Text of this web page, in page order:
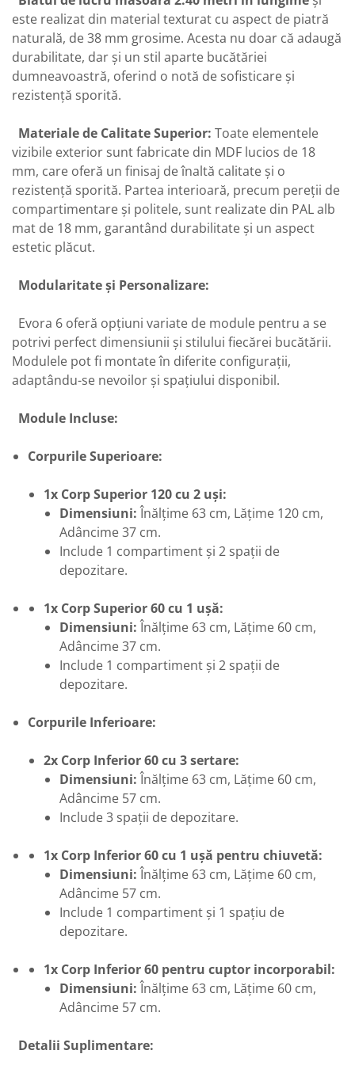
este realizat din material texturat cu aspect de piatră
naturală, de 38 mm grosime. Acesta nu doar că adaugă
durabilitate, dar și un stil aparte bucătăriei
dumneavoastră, oferind o notă de sofisticare și
rezistență sporită.
Materiale de Calitate Superior: Toate elementele
vizibile exterior sunt fabricate din MDF lucios de 18
mm, care oferă un finisaj de înaltă calitate și o
rezistență sporită. Partea interioară, precum pereții de
compartimentare și politele, sunt realizate din PAL alb
mat de 18 mm, garantând durabilitate și un aspect
estetic plăcut.
Modularitate și Personalizare:
Evora 6 oferă opțiuni variate de module pentru a se
potrivi perfect dimensiunii și stilului fiecărei bucătării.
Modulele pot fi montate în diferite configurații,
adaptându-se nevoilor și spațiului disponibil.
Module Incluse:
Corpurile Superioare:
1x Corp Superior 120 cu 2 uși:
Dimensiuni:Înălțime 63 cm, Lățime 120 cm,
Adâncime 37 cm.
Include 1 compartiment și 2 spații de
depozitare.
1x Corp Superior 60 cu 1 ușă:
Dimensiuni:Înălțime 63 cm, Lățime 60 cm,
Adâncime 37 cm.
Include 1 compartiment și 2 spații de
depozitare.
Corpurile Inferioare:
2x Corp Inferior 60 cu 3 sertare:
Dimensiuni:Înălțime 63 cm, Lățime 60 cm,
Adâncime 57 cm.
Include 3 spații de depozitare.
1x Corp Inferior 60 cu 1 ușă pentru chiuvetă:
Dimensiuni:Înălțime 63 cm, Lățime 60 cm,
Adâncime 57 cm.
Include 1 compartiment și 1 spațiu de
depozitare.
1x Corp Inferior 60 pentru cuptor incorporabil:
Dimensiuni:Înălțime 63 cm, Lățime 60 cm,
Adâncime 57 cm.
Detalii Suplimentare: